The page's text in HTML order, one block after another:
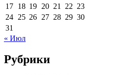
17 18 19 20 21 22 23
24 25 26 27 28 29 30
31
« Июл
Рубрики